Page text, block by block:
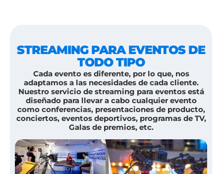
STREAMING PARA EVENTOS DE
TODO TIPO
Cada evento es diferente, por lo que, nos
adaptamos a las necesidades de cada cliente.
Nuestro servicio de streaming para eventos está
diseñado para llevar a cabo cualquier evento
como conferencias, presentaciones de producto,
conciertos, eventos deportivos, programas de TV,
Galas de premios, etc.